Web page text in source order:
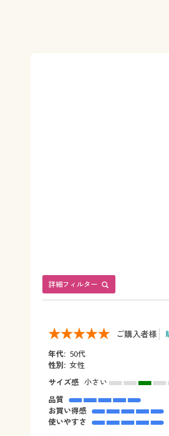
詳細フィルター
ご購入者様
年代: 50代
性別: 女性
サイズ感 小さい
品質
お買い得感
使いやすさ